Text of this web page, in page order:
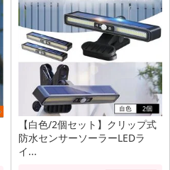
【白色/2個セット】クリップ式
防水センサーソーラーLEDラ
イ...